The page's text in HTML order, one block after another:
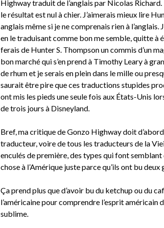
Highway traduit de l’anglais par Nicolas Richard.
le résultat est nul à chier. J’aimerais mieux lire
anglais même si je ne comprenais rien à l’anglais.
en le traduisant comme bon me semble, quitte à
ferais de Hunter S. Thompson un commis d’un
bon marché qui s’en prend à Timothy Leary à
de rhum et je serais en plein dans le mille ou
saurait être pire que ces traductions stupides
ont mis les pieds une seule fois aux États-Unis
de trois jours à Disneyland.
Bref, ma critique de Gonzo Highway doit
traducteur, voire de tous les traducteurs de la
enculés de première, des types qui font
chose à l’Amérique juste parce qu’ils ont bu
Ça prend plus que d’avoir bu du ketchup ou du
l’américaine pour comprendre l’esprit américain
sublime.